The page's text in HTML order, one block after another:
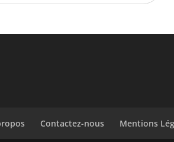
Contactez-nous Mentions